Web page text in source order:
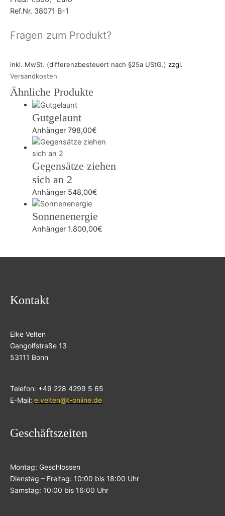
Ref.Nr. 38071 B-1
Fragen zum Produkt?
inkl. MwSt. (differenzbesteuert nach §25a UStG.) zzgl.
Versandkosten
Ähnliche Produkte
Gutgelaunt
Anhänger 798,00€
Gegensätze ziehen
sich an 2
Anhänger 548,00€
Sonnenenergie
Anhänger 1.800,00€
Kontakt
Elke Velten
Gangolfstraße 13
53111 Bonn
Telefon: +49 228 4299 5 65
E-Mail: e.velten@t-online.de
Geschäftszeiten
Montag: Geschlossen
Dienstag – Freitag: 10:00 bis 18:00 Uhr
Samstag: 10:00 bis 16:00 Uhr